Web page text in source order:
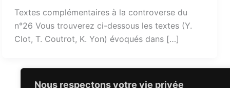
Nous respectons votre vie privée
Textes complémentaires à la controverse du
n°26 Vous trouverez ci-dessous les textes (Y.
Clot, T. Coutrot, K. Yon) évoqués dans […]